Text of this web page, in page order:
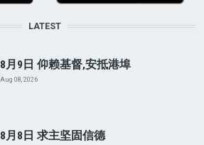
LATEST
8月9日 仰赖基督,安抵港埠
Aug 08, 2026
8月8日 求主坚固信德